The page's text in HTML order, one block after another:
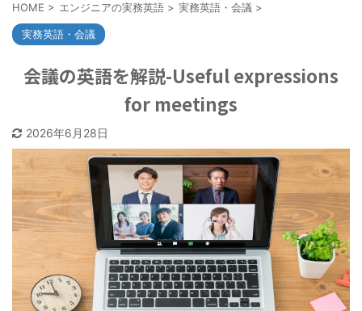
HOME > エンジニアの実務英語 > 実務英語・会議 >
実務英語・会議
会議の英語を解説-Useful expressions
for meetings
2026年6月28日